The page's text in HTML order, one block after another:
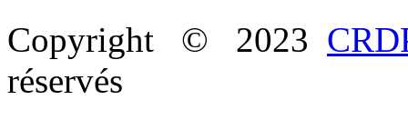
Copyright © 2023
réservés